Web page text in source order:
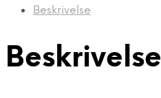
Beskrivelse
Beskrivelse